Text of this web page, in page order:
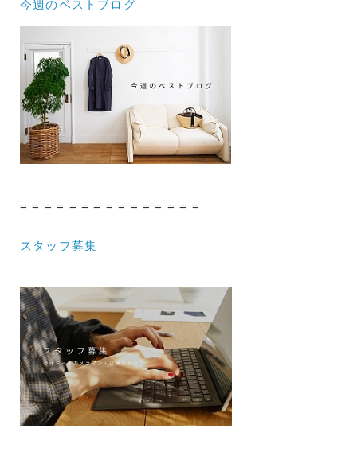
今週のベストブログ
= = = = = = = = = = = = = = =
スタッフ募集